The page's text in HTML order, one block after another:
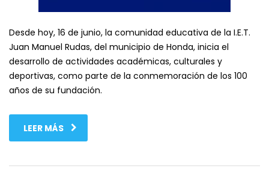
Desde hoy, 16 de junio, la comunidad educativa de la I.E.T.
Juan Manuel Rudas, del municipio de Honda, inicia el
desarrollo de actividades académicas, culturales y
deportivas, como parte de la conmemoración de los 100
años de su fundación.
LEER MÁS